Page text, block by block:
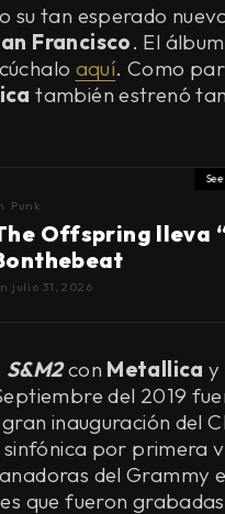
su tan esperado
Francisco. El
aquí. Como
también estrenó
Punk
Offspring lleva
julio 31, 2026
S&M2con Metallica y
del 2019
inauguración del
por primera
del Grammy
que fueron